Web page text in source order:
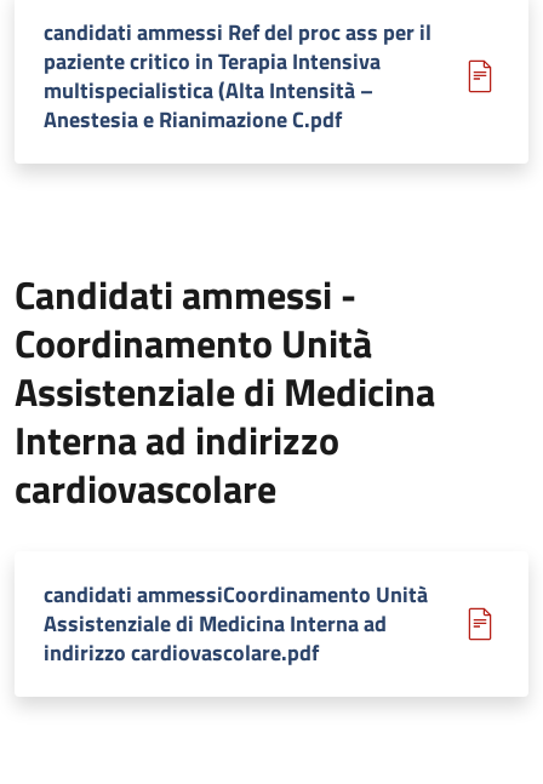
candidati ammessi Ref del proc ass per il
paziente critico in Terapia Intensiva
multispecialistica (Alta Intensità –
Anestesia e Rianimazione C.pdf
Candidati ammessi -
Coordinamento Unità
Assistenziale di Medicina
Interna ad indirizzo
cardiovascolare
candidati ammessiCoordinamento Unità
Assistenziale di Medicina Interna ad
indirizzo cardiovascolare.pdf